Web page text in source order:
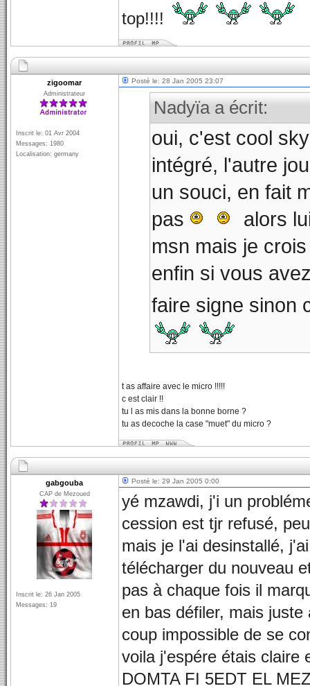
top!!!!
zigoomar
Administrateur
Inscrit le: 01 Avr 2004
Messages: 1980
Localisation: germany
Posté le: 28 Jan 2005 23:07
Nadyïa a écrit:
oui, c'est cool
intégré, l'autre
un souci, en fait
pas
alors
msn mais je
enfin si vous
faire signe sinon
t as affaire avec le micro !!!!!
c est clair !!
tu l as mis dans la bonne borne ?
tu as decoche la case "muet" du micro ?
gabgouba
CAP de Mezoued
Inscrit le: 26 Jan 2005
Messages: 19
Posté le: 29 Jan 2005 0:00
yé mzawdi, j'i un
cession est tjr refusé,
mais je l'ai desinstallé,
télécharger du nouveau
pas à chaque fois il
en bas défiler, mais
coup impossible de se
voila j'espére étais claire
DOMTA FI 5EDT EL